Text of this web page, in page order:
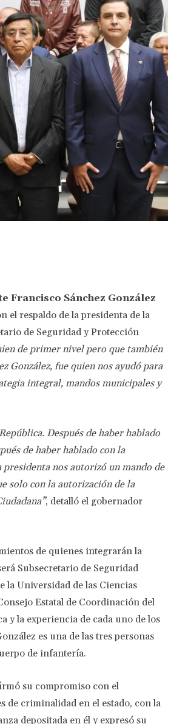
Francisco Sánchez González
el respaldo de la presidenta de la
de Seguridad y Protección
de primer nivel pero que también
González, fue quien nos ayudó para
integral, mandos municipales y
Después de haber hablado
de haber hablado con la
nos autorizó un mando de
solo con la autorización de la
, detalló el gobernador
de quienes integrarán la
Subsecretario de Seguridad
la Universidad de las Ciencias
Estatal de Coordinación del
y la experiencia de cada uno de los
es una de las tres personas
de infantería.
su compromiso con el
de criminalidad en el estado, con la
depositada en él y expresó su